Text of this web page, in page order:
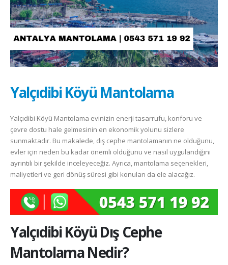
Yalçıdibi Köyü Mantolama
Yalçıdibi Köyü Mantolama evinizin enerji tasarrufu, konforu ve
çevre dostu hale gelmesinin en ekonomik yolunu sizlere
sunmaktadır. Bu makalede, dış cephe mantolamanın ne olduğunu,
evler için neden bu kadar önemli olduğunu ve nasıl uygulandığını
ayrıntılı bir şekilde inceleyeceğiz. Ayrıca, mantolama seçenekleri,
maliyetleri ve geri dönüş süresi gibi konuları da ele alacağız.
Yalçıdibi Köyü Dış Cephe
Mantolama Nedir?